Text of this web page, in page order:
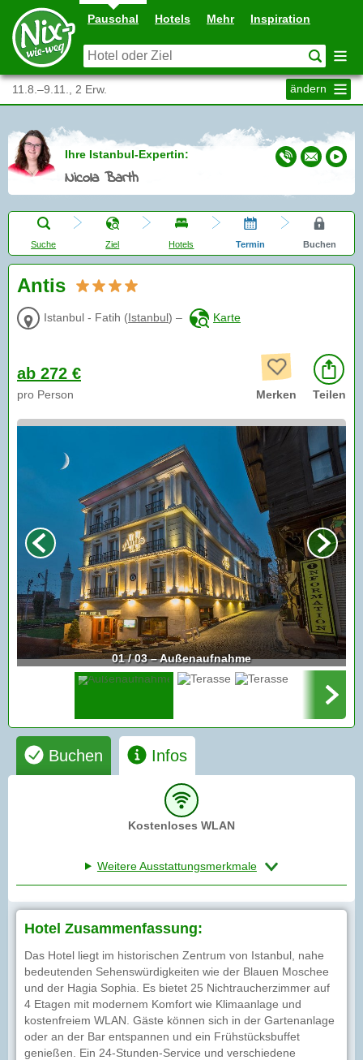
Pauschal Hotels Mehr Inspiration
11.8.–9.11., 2 Erw. ändern
Ihre Istanbul-Expertin:
Nicola Barth
Suche Ziel Hotels Termin Buchen
Antis
Istanbul - Fatih (Istanbul) – Karte
ab 272 €
pro Person Merken Teilen
01 / 03 – Außenaufnahme
Buchen Infos
Kostenloses WLAN
Weitere Ausstattungsmerkmale
Hotel Zusammenfassung:
Das Hotel liegt im historischen Zentrum von Istanbul, nahe
bedeutenden Sehenswürdigkeiten wie der Blauen Moschee
und der Hagia Sophia. Es bietet 25 Nichtraucherzimmer auf
4 Etagen mit modernem Komfort wie Klimaanlage und
kostenfreiem WLAN. Gäste können sich in der Gartenanlage
oder an der Bar entspannen und ein Frühstücksbuffet
genießen. Ein 24-Stunden-Service und verschiedene